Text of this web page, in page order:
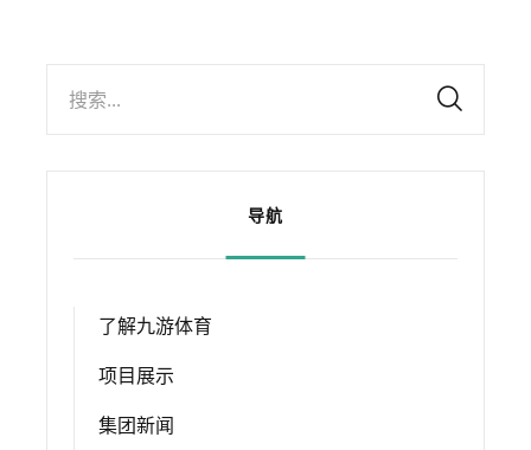
搜索...
导航
了解九游体育
项目展示
集团新闻